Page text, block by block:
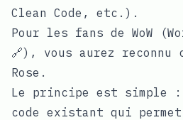
Clean Code, etc.).
Pour les fans de WoW (
🔗), vous aurez reconnu
Rose.
Le principe est simple :
code existant qui